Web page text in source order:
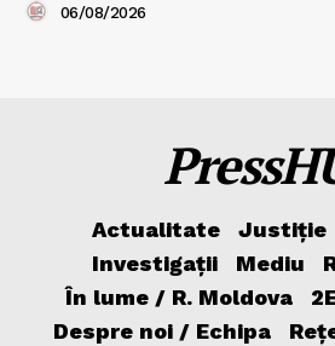
06/08/2026
Actualitate Justiție
Investigații
Mediu
În lume / R. Moldova
Despre noi / Echipa